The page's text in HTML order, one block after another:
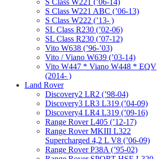
S Class W221 ABC (’06-13)
S Class W222 (’13- )
SL Class R230 (’02-06)
SL Class R230 (’07-12)
Vito W638 (’96-’03)
Vito / Viano W639 (’03-14)
Vito W447 * Viano W448 * EQV
(2014- )
Land Rover
Discovery2 LR2 (’98-04)
Discovery3 LR3 L319 (’04-09)
Discovery4 LR4 L319 (’09-16)
Range Rover L405 (’12-17)
Range Rover MKIII L322
Supercharged 4,2 L V8 (’06-09)
Range Rover P38A (’95-02)